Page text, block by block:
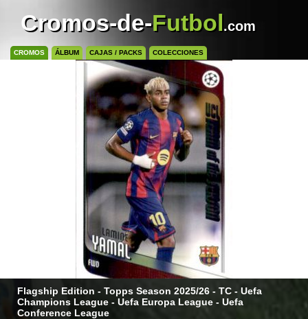
Cromos-de-Futbol.com
CROMOS ÁLBUM CAJAS / PACKS COLECCIONES
Flagship Edition - Topps Season 2025/26 - TC - Uefa
Champions League - Uefa Europa League - Uefa
Conference League